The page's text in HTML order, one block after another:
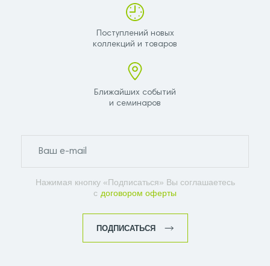
Поступлений новых
коллекций и товаров
Ближайших событий
и семинаров
Нажимая кнопку «Подписаться» Вы соглашаетесь
с договором оферты
ПОДПИСАТЬСЯ